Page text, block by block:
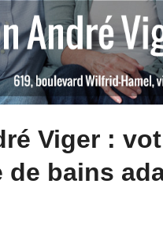
Viger :
de bains